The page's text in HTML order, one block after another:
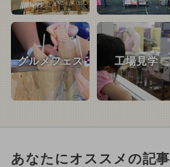
グルメフェス 工場見学
あなたにオススメの記事